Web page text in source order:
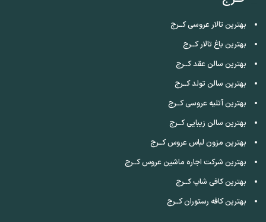
بهترین تالار عروسی کــرج
بهترین باغ تالار کــرج
بهترین سالن عقد کــرج
بهترین سالن تولد کــرج
بهترین آتلیه عروسی کــرج
بهترین سالن زیبایی کــرج
بهترین مزون لباس عروس کــرج
بهترین شرکت اجاره ماشین عروس کــرج
بهترین کافی شاپ کــرج
بهترین کافه رستوران کــرج